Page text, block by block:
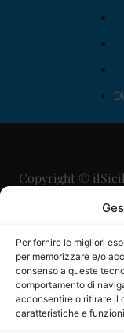
Per fornire le migliori
per memorizzare e/o
consenso a queste
comportamento di
acconsentire o ritirare il
caratteristiche e
Copyright ©
Direttore
Direttore